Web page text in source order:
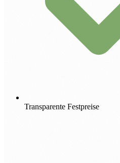
Transparente Festpreise